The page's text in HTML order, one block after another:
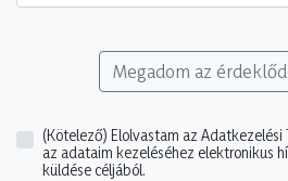
Megadom az
(Kötelező) Elolvastam az
az adataim kezeléséhez elektronikus
küldése céljából.